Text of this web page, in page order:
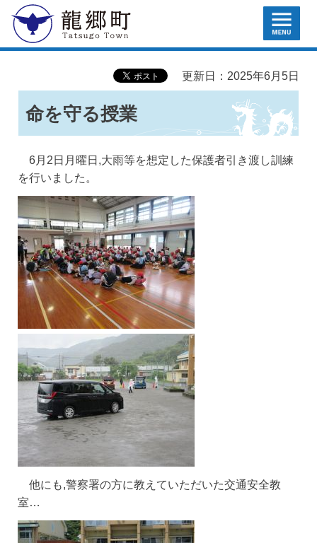
龍郷町 MENU
更新日：2025年6月5日
命を守る授業
6月2日月曜日,大雨等を想定した保護者引き渡し訓練
を行いました。
他にも,警察署の方に教えていただいた交通安全教
室…